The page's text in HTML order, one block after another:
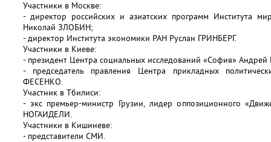
Участники в Москве:
- директор российских и азиатских программ Института
Николай ЗЛОБИН;
- директор Института экономики РАН Руслан ГРИНБЕРГ.
Участники в Киеве:
- президент Центра социальных исследований «София»
- председатель правления Центра прикладных
ФЕСЕНКО.
Участник в Тбилиси:
- экс премьер-министр Грузии, лидер оппозиционного
НОГАИДЕЛИ.
Участники в Кишиневе:
- представители СМИ.